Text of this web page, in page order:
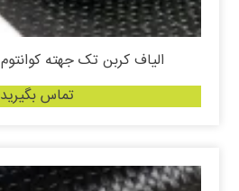
الیاف کربن تک جهته کوانتوم (QUANTOM)
تماس بگیرید